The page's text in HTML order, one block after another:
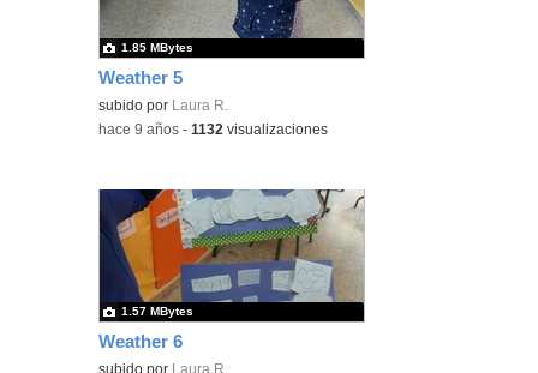
Weather 5
subido por Laura R.
1.85 MBytes
-hace 9 años -1132 visualizaciones
Weather 6
subido por Laura R.
1.57 MBytes